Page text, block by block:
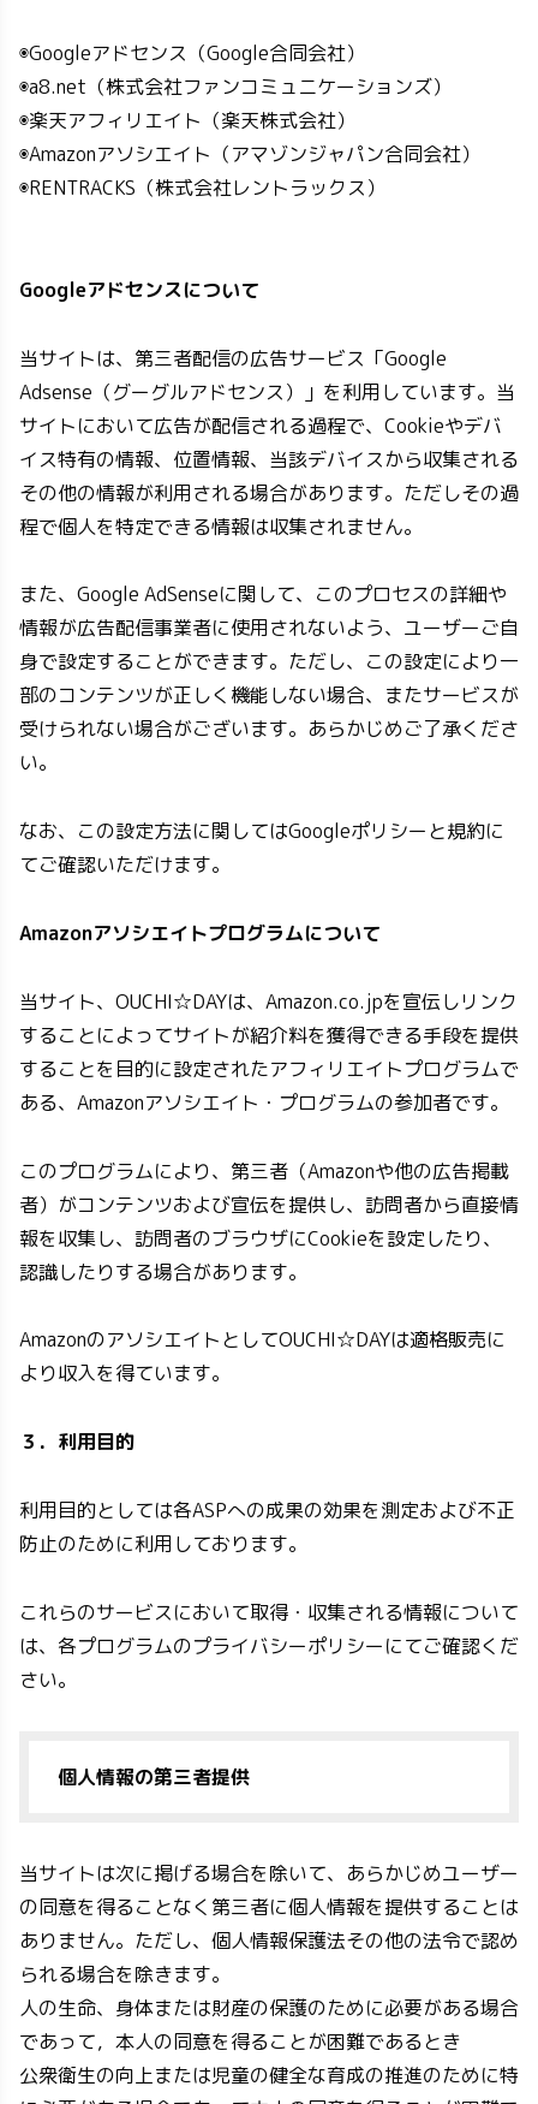
◉Googleアドセンス（Google合同会社）
◉a8.net（株式会社ファンコミュニケーションズ）
◉楽天アフィリエイト（楽天株式会社）
◉Amazonアソシエイト（アマゾンジャパン合同会社）
◉RENTRACKS（株式会社レントラックス）
Googleアドセンスについて
当サイトは、第三者配信の広告サービス「Google
Adsense（グーグルアドセンス）」を利用しています。当
サイトにおいて広告が配信される過程で、Cookieやデバ
イス特有の情報、位置情報、当該デバイスから収集される
その他の情報が利用される場合があります。ただしその過
程で個人を特定できる情報は収集されません。
また、Google AdSenseに関して、このプロセスの詳細や
情報が広告配信事業者に使用されないよう、ユーザーご自
身で設定することができます。ただし、この設定により一
部のコンテンツが正しく機能しない場合、またサービスが
受けられない場合がございます。あらかじめご了承くださ
い。
なお、この設定方法に関してはGoogleポリシーと規約に
てご確認いただけます。
Amazonアソシエイトプログラムについて
当サイト、OUCHI☆DAYは、Amazon.co.jpを宣伝しリンク
することによってサイトが紹介料を獲得できる手段を提供
することを目的に設定されたアフィリエイトプログラムで
ある、Amazonアソシエイト・プログラムの参加者です。
このプログラムにより、第三者（Amazonや他の広告掲載
者）がコンテンツおよび宣伝を提供し、訪問者から直接情
報を収集し、訪問者のブラウザにCookieを設定したり、
認識したりする場合があります。
AmazonのアソシエイトとしてOUCHI☆DAYは適格販売に
より収入を得ています。
３．利用目的
利用目的としては各ASPへの成果の効果を測定および不正
防止のために利用しております。
これらのサービスにおいて取得・収集される情報について
は、各プログラムのプライバシーポリシーにてご確認くだ
さい。
個人情報の第三者提供
当サイトは次に掲げる場合を除いて、あらかじめユーザー
の同意を得ることなく第三者に個人情報を提供することは
ありません。ただし、個人情報保護法その他の法令で認め
られる場合を除きます。
人の生命、身体または財産の保護のために必要がある場合
であって，本人の同意を得ることが困難であるとき
公衆衛生の向上または児童の健全な育成の推進のために特